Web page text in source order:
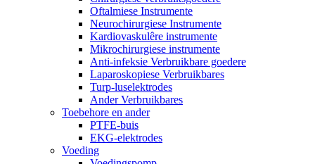
Oftalmiese Instrumente
Neurochirurgiese Instrumente
Kardiovaskulêre instrumente
Mikrochirurgiese instrumente
Anti-infeksie Verbruikbare goedere
Laparoskopiese Verbruikbares
Turp-luselektrodes
Ander Verbruikbares
Toebehore en ander
PTFE-buis
EKG-elektrodes
Voeding